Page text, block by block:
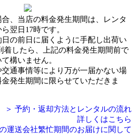
、当店の料金発生期間は、レンタ
翌日17時です。
の前日に届くように手配し出荷い
着したら、上記の料金発生期間前で
構いません。
通事情等により万が一届かない場
発生期間に限らせていただきま
＞ 予約・返却方法とレンタルの流れ
詳しくはこちら
運送会社繁忙期間のお届けに関して